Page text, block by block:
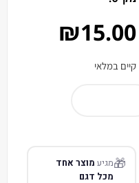
₪15.00
קיים במלאי
🎁מגיע מוצר אחד
מכל דגם